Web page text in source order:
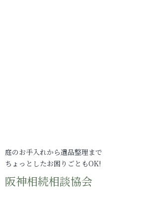
庭のお手入れから遺品整理まで
ちょっとしたお困りごともOK!
阪神相続相談協会